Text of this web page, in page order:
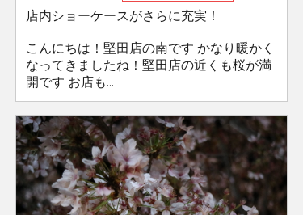
店内ショーケースがさらに充実！
こんにちは！堅田店の南です かなり暖かく
なってきましたね！堅田店の近くも桜が満
開です お店も...